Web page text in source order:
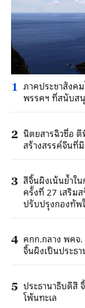
1 ภาคประชาสังค
พรรคฯ ที่สนับส
2 นิตยสารฉิวซื่อ
สร้างสรรค์จีนที่
3 สีจิ้นผิงเน้นย้ำใ
ครั้งที่ 27 เสริม
ปรับปรุงกองทัพ
4 คกก.กลาง พค
จิ้นผิงเป็นประธ
5 ประธานาธิบดีสี
โพ้นทะเล